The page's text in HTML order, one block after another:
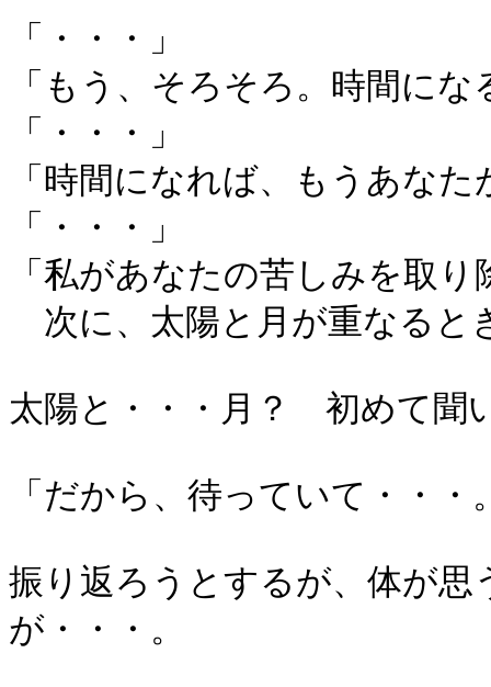
「・・・」
「もう、そろそろ。時間にな
「・・・」
「時間になれば、もうあな
「・・・」
「私があなたの苦しみを取
次に、太陽と月が重なると
太陽と・・・月？ 初めて聞
「だから、待っていて・・・
振り返ろうとするが、体が
が・・・。